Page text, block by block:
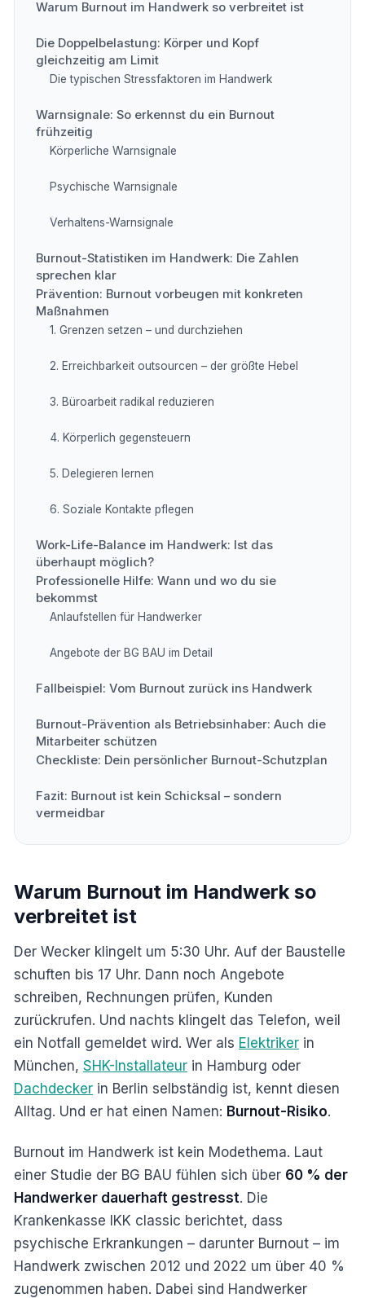
Warum Burnout im Handwerk so verbreitet ist
Die Doppelbelastung: Körper und Kopf
gleichzeitig am Limit
Die typischen Stressfaktoren im Handwerk
Warnsignale: So erkennst du ein Burnout
frühzeitig
Körperliche Warnsignale
Psychische Warnsignale
Verhaltens-Warnsignale
Burnout-Statistiken im Handwerk: Die Zahlen
sprechen klar
Prävention: Burnout vorbeugen mit konkreten
Maßnahmen
1. Grenzen setzen – und durchziehen
2. Erreichbarkeit outsourcen – der größte Hebel
3. Büroarbeit radikal reduzieren
4. Körperlich gegensteuern
5. Delegieren lernen
6. Soziale Kontakte pflegen
Work-Life-Balance im Handwerk: Ist das
überhaupt möglich?
Professionelle Hilfe: Wann und wo du sie
bekommst
Anlaufstellen für Handwerker
Angebote der BG BAU im Detail
Fallbeispiel: Vom Burnout zurück ins Handwerk
Burnout-Prävention als Betriebsinhaber: Auch die
Mitarbeiter schützen
Checkliste: Dein persönlicher Burnout-Schutzplan
Fazit: Burnout ist kein Schicksal – sondern
vermeidbar
Warum Burnout im Handwerk so
verbreitet ist
Der Wecker klingelt um 5:30 Uhr. Auf der Baustelle
schuften bis 17 Uhr. Dann noch Angebote
schreiben, Rechnungen prüfen, Kunden
zurückrufen. Und nachts klingelt das Telefon, weil
ein Notfall gemeldet wird. Wer als Elektriker in
München, SHK-Installateur in Hamburg oder
Dachdecker in Berlin selbständig ist, kennt diesen
Alltag. Und er hat einen Namen: Burnout-Risiko.
Burnout im Handwerk ist kein Modethema. Laut
einer Studie der BG BAU fühlen sich über 60 % der
Handwerker dauerhaft gestresst. Die
Krankenkasse IKK classic berichtet, dass
psychische Erkrankungen – darunter Burnout – im
Handwerk zwischen 2012 und 2022 um über 40 %
zugenommen haben. Dabei sind Handwerker